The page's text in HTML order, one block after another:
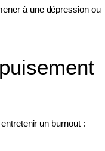
à une dépression ou
un burnout :